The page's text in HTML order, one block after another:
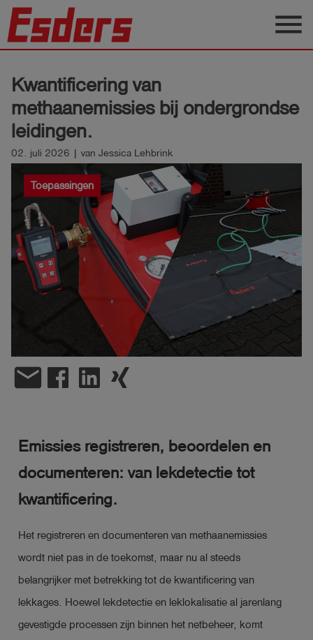
Blog
Producten
Support
Esders
Contact
Nederlands
account_circle Login
menu
Kwantificering van
methaanemissies bij ondergrondse
leidingen.
02. juli 2026 | van Jessica Lehbrink
Toepassingen
email
Emissies registreren, beoordelen en
documenteren: van lekdetectie tot
kwantificering.
Het registreren en documenteren van methaanemissies
wordt niet pas in de toekomst, maar nu al steeds
belangrijker met betrekking tot de kwantificering van
lekkages. Hoewel lekdetectie en leklokalisatie al jarenlang
gevestigde processen zijn binnen het netbeheer, komt